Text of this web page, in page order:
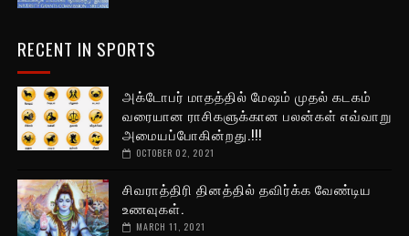
RECENT IN SPORTS
அக்டோபர் மாதத்தில் மேஷம் முதல் கடகம்
வரையான ராசிகளுக்கான பலன்கள் எவ்வாறு
அமையப்போகின்றது.!!!
OCTOBER 02, 2021
சிவராத்திரி தினத்தில் தவிர்க்க வேண்டிய
உணவுகள்.
MARCH 11, 2021